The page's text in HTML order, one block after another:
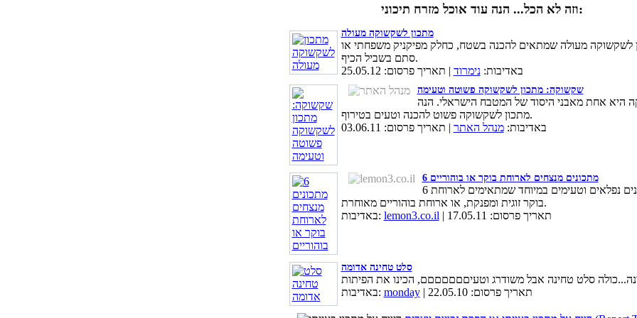
וזה לא הכל... הנה עוד אוכל מזרח תיכוני:
מתכון לשקשוקה מעולה
לשקשוקה מעולה שמתאים להכנה בשטח, כחלק מפיקניק משפחתי או
סתם בשביל הכיף.
באדיבות:נימרוד | תאריך פרסום: 25.05.12
שקשוקה: מתכון לשקשוקה פשוטה וטעימה
היא אחת מאבני היסוד של המטבח הישראלי. הנה
מתכון לשקשוקה פשוט להכנה וטעים בטירוף.
באדיבות:מנהל האתר | תאריך פרסום: 03.06.11
6 מתכונים מנצחים לארוחת בוקר או בוהוריים
6 מתכונים נפלאים וטעימים במיוחד שמתאימים לארוחת
בוקר זוגית ומפנקת, או ארוחת בוהוריים מאוחרת.
באדיבות: lemon3.co.il | תאריך פרסום: 17.05.11
סלט טחינה אדומה
באדיבות: monday | תאריך פרסום: 22.05.10